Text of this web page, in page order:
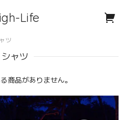
Life
ツ
シャツ
商品がありません。